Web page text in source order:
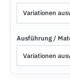
Variationen
Ausführung /
Variationen